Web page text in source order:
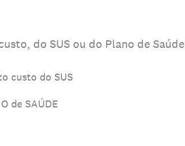
do SUS ou do Plano de
custo do SUS
de SAÚDE